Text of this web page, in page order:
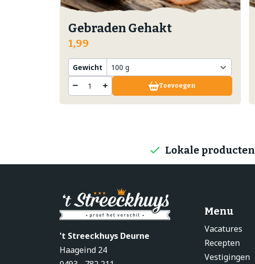
Gebraden Gehakt
1,99
Gewicht
Toevoegen
Lokale producten
't Streeckhuys Deurne
Haageind 24
Menu
Vacatures
Recepten
Vestigingen